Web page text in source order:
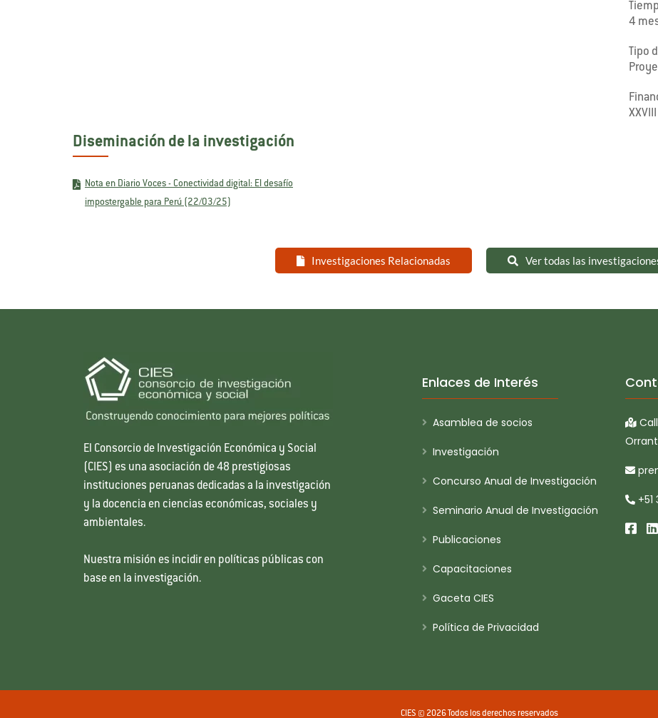
4
Tipo
Diseminación de la investigación
Nota en Diario Voces - Conectividad digital: El desafío
impostergable para Perú (22/03/25)
Investigaciones Relacionadas Ver todas las
El Consorcio de Investigación Económica y Social
(CIES) es una asociación de 48 prestigiosas
instituciones peruanas dedicadas a la investigación
y la docencia en ciencias económicas, sociales y
ambientales.
Nuestra misión es incidir en políticas públicas con
base en la investigación.
Enlaces de Interés
Asamblea de socios
Investigación
Concurso Anual de Investigación
Seminario Anual de Investigación
Publicaciones
Capacitaciones
Gaceta CIES
Política de Privacidad
CIES © 2026 Todos los derechos reservados